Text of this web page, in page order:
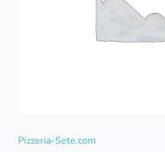
Pizzeria-Sete.com